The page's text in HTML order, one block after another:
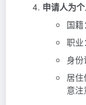
申请人为
国
职业
身
居住
意注